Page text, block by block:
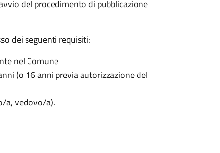
del procedimento di pubblicazione
dei seguenti requisiti:
nel Comune
(o 16 anni previa autorizzazione del
a, vedovo/a).